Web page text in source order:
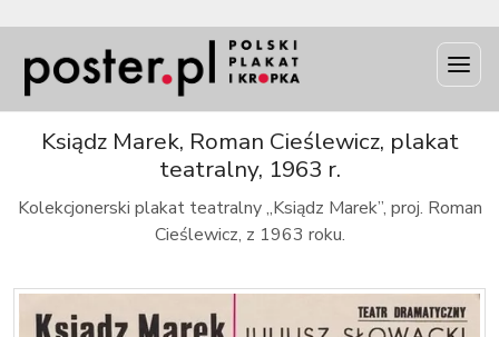
Ksiądz Marek, Roman Cieślewicz, plakat
teatralny, 1963 r.
Kolekcjonerski plakat teatralny „Ksiądz Marek”, proj. Roman
Cieślewicz, z 1963 roku.